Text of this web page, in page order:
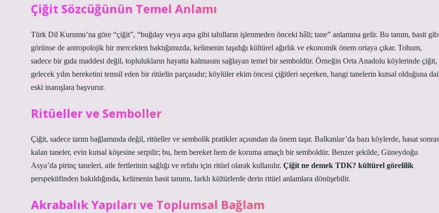
Çiğit Sözcüğünün Temel Anlamı
Türk Dil Kurumu’na göre “çiğit”, “buğday veya arpa gibi tahılların işlenmeden önceki hâli; tane” anlamına gelir. Bu tanım, basit
görünse de antropolojik bir mercekten baktığımızda, kelimenin taşıdığı kültürel ağırlık ve ekonomik önem ortaya çıkar. Tohum,
sadece bir gıda maddesi değil, toplulukların hayatta kalmasını sağlayan temel bir semboldür. Örneğin Orta Anadolu köylerinde çiğit,
gelecek yılın bereketini temsil eden bir ritüelin parçasıdır; köylüler ekim öncesi çiğitleri seçerken, hangi tanelerin kutsal olduğuna
eski inanışlara başvurur.
Ritüeller ve Semboller
Çiğit, sadece tarım bağlamında değil, ritüeller ve sembolik pratikler açısından da önem taşır. Balkanlar’da bazı köylerde, hasat
kalan taneler, evin kutsal köşesine serpilir; bu, hem bereket hem de koruma amaçlı bir semboldür. Benzer şekilde, Güneydoğu
Asya’da pirinç taneleri, aile fertlerinin sağlığı ve refahı için ritüel olarak kullanılır. Çiğit ne demek TDK? kültürel görelilik
perspektifinden bakıldığında, kelimenin basit tanımı, farklı kültürlerde derin ritüel anlamlara dönüşebilir.
Akrabalık Yapıları ve Toplumsal Bağlam